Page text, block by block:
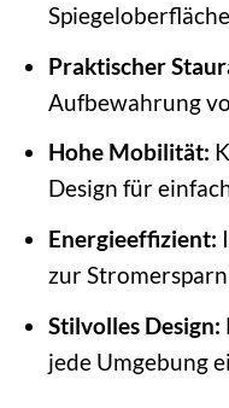
Praktischer
Aufbewahrung
Hohe Mobilität:
Design für
Energieeffizient:
zur
Stilvolles Design:
jede Umgebung